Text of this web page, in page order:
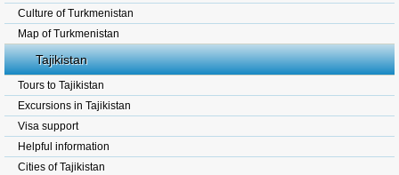
Culture of Turkmenistan
Map of Turkmenistan
Tajikistan
Tours to Tajikistan
Excursions in Tajikistan
Visa support
Helpful information
Cities of Tajikistan